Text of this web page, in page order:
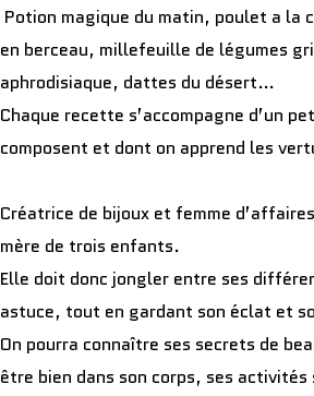
Potion magique du matin, poulet a la
en berceau, millefeuille de légumes
aphrodisiaque, dattes du désert…
Chaque recette s’accompagne d’un
composent et dont on apprend les
Créatrice de bijoux et femme
mère de trois enfants.
Elle doit donc jongler entre ses
astuce, tout en gardant son éclat et
On pourra connaître ses secrets de
être bien dans son corps, ses